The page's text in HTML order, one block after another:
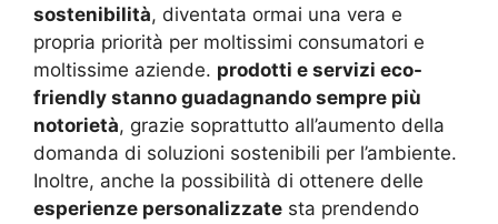
sostenibilità, diventata ormai una vera e
propria priorità per moltissimi consumatori e
moltissime aziende. prodotti e servizi eco-
friendly stanno guadagnando sempre più
notorietà, grazie soprattutto all’aumento della
domanda di soluzioni sostenibili per l’ambiente.
Inoltre, anche la possibilità di ottenere delle
esperienze personalizzate sta prendendo